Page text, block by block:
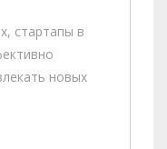
стартапы в
новых